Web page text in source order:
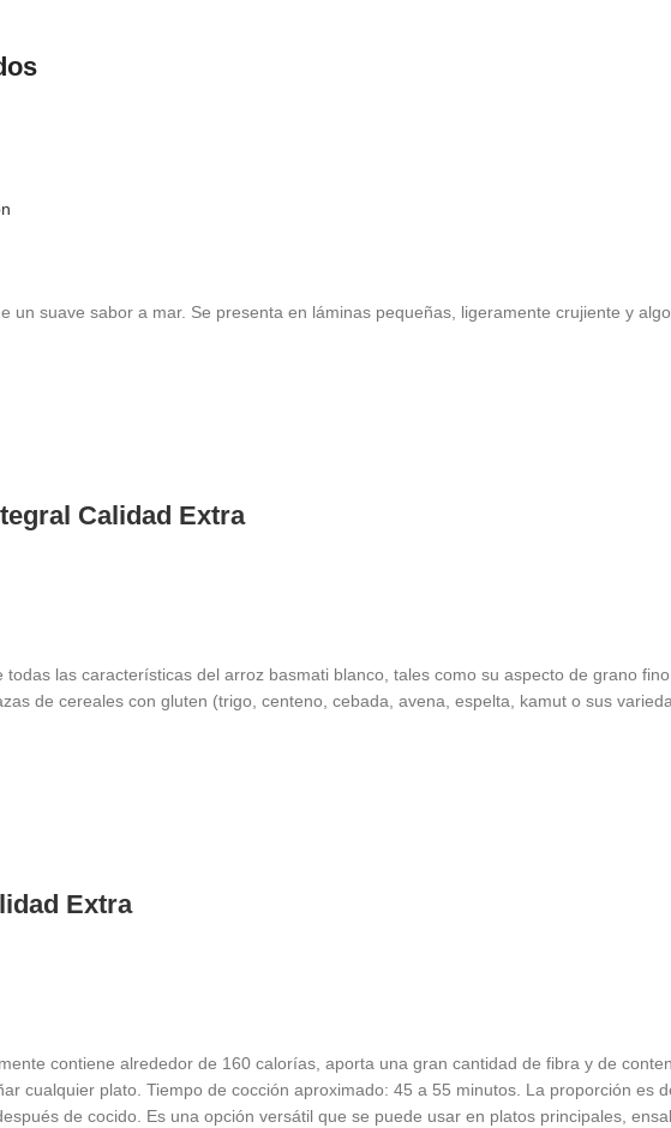
un suave sabor a mar. Se presenta en láminas pequeñas, ligeramente crujiente y
Calidad Extra
las características del arroz basmati blanco, tales como su aspecto de grano
de cereales con gluten (trigo, centeno, cebada, avena, espelta, kamut o sus
Extra
contiene alrededor de 160 calorías, aporta una gran cantidad de fibra y de
cualquier plato. Tiempo de cocción aproximado: 45 a 55 minutos. La proporción
de cocido. Es una opción versátil que se puede usar en platos principales,